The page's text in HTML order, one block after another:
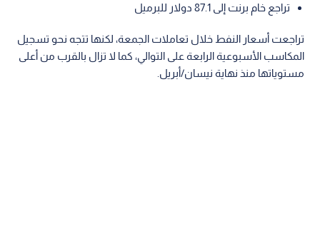
تراجع خام برنت إلى 87.1 دولار للبرميل
تراجعت أسعار النفط خلال تعاملات الجمعة، لكنها تتجه نحو تسجيل
المكاسب الأسبوعية الرابعة على التوالي، كما لا تزال بالقرب من أعلى
مستوياتها منذ نهاية نيسان/أبريل.